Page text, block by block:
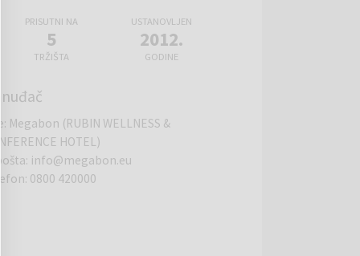
PRISUTNI NA
5
TRŽIŠTA
USTANOVLJEN
2012.
GODINE
: Megabon (RUBIN WELLNESS &
HOTEL)
: info@megabon.eu
: 0800 420000